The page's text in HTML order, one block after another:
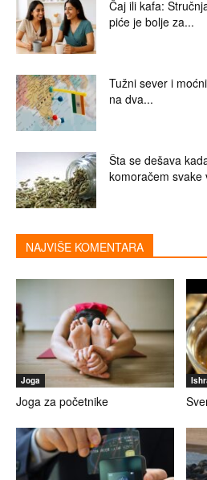
Čaj ili kafa:
piće je bolje za...
Tužni sever i
na dva...
Šta se dešava
komoračem svake
NAJVIŠE KOMENTARA
Joga
Joga za početnike